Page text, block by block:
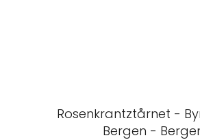
Rosenkrantztårnet -
Bergen -